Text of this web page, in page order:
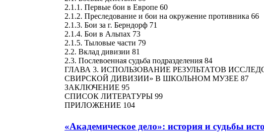
2.1.1. Первые бои в Европе 60
2.1.2. Преследование и бои на окружение противника 66
2.1.3. Бои за г. Берндорф 71
2.1.4. Бои в Альпах 73
2.1.5. Тыловые части 79
2.2. Вклад дивизии 81
2.3. Послевоенная судьба подразделения 84
ГЛАВА 3. ИСПОЛЬЗОВАНИЕ РЕЗУЛЬТАТОВ
СВИРСКОЙ ДИВИЗИИ» В ШКОЛЬНОМ МУЗЕЕ 87
ЗАКЛЮЧЕНИЕ 95
СПИСОК ЛИТЕРАТУРЫ 99
ПРИЛОЖЕНИЕ 104
«Академическое дело»: история и судьбы